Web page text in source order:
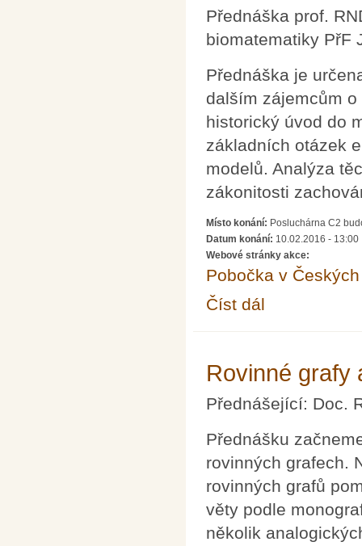
Přednáška prof.
biomatematiky PřF
Přednáška je
dalším zájemcům
historický úvod do
základních otázek
modelů. Analýza
zákonitosti
Místo konání: Posluchárna C2
Datum konání: 10.02.2016 - 13:00
Webové stránky akce:
Pobočka v
Číst dál
Rovinné grafy
Přednášející: Doc.
Přednášku
rovinných grafech.
rovinných grafů
věty podle
několik